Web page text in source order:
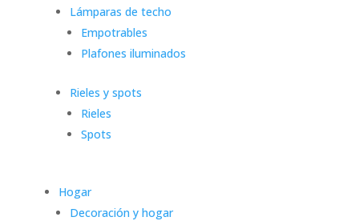
Lámparas de techo
Empotrables
Plafones iluminados
Rieles y spots
Rieles
Spots
Hogar
Decoración y hogar